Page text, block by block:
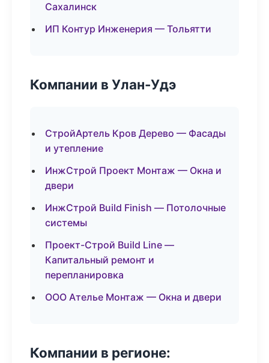
Сахалинск
ИП Контур Инженерия — Тольятти
Компании в Улан-Удэ
СтройАртель Кров Дерево — Фасады
и утепление
ИнжСтрой Проект Монтаж — Окна и
двери
ИнжСтрой Build Finish — Потолочные
системы
Проект-Строй Build Line —
Капитальный ремонт и
перепланировка
ООО Ателье Монтаж — Окна и двери
Компании в регионе: